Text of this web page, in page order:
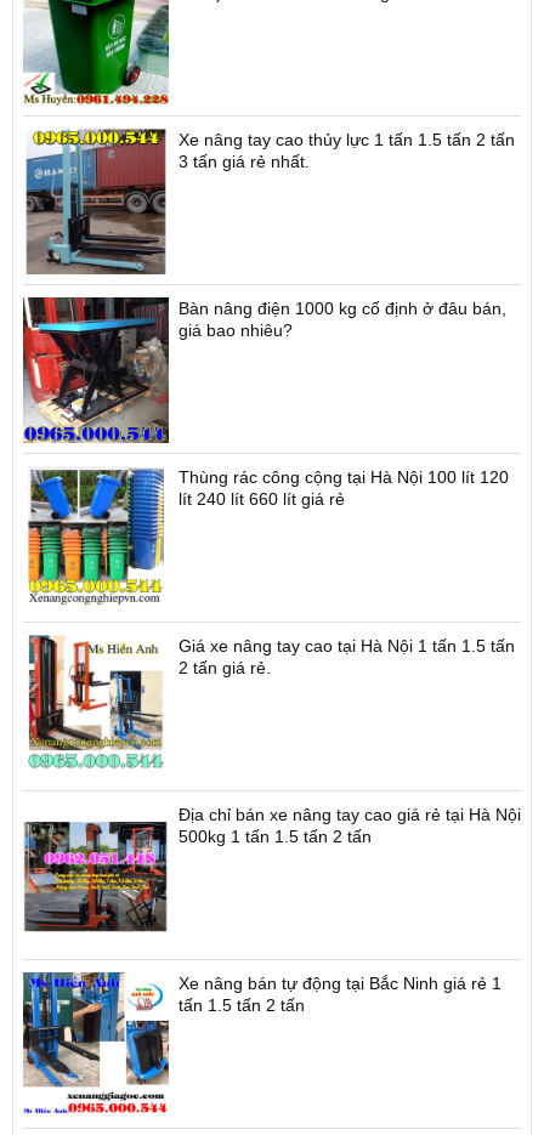
Xe nâng tay cao thủy lực 1 tấn 1.5 tấn 2 tấn
3 tấn giá rẻ nhất.
Bàn nâng điện 1000 kg cố định ở đâu bán,
giá bao nhiêu?
Thùng rác công cộng tại Hà Nội 100 lít 120
lít 240 lít 660 lít giá rẻ
Giá xe nâng tay cao tại Hà Nội 1 tấn 1.5 tấn
2 tấn giá rẻ.
Địa chỉ bán xe nâng tay cao giá rẻ tại Hà Nội
500kg 1 tấn 1.5 tấn 2 tấn
Xe nâng bán tự động tại Bắc Ninh giá rẻ 1
tấn 1.5 tấn 2 tấn